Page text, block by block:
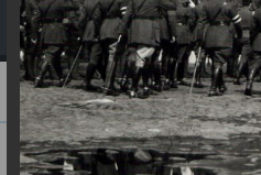
Экскурсия
Главная